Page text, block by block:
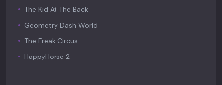
The Kid At The Back
Geometry Dash World
The Freak Circus
HappyHorse 2